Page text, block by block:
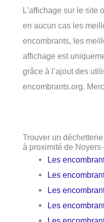
L’affichage sur le site
en aucun cas les
encombrants, les
affichage est
grâce à l’ajout des
encombrants.org.
Trouver un
à proximité de
Les
Les
Les
Les